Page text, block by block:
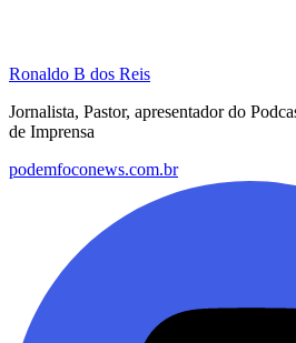
Ronaldo B dos Reis
Jornalista, Pastor, apresentador do
de Imprensa
podemfoconews.com.br